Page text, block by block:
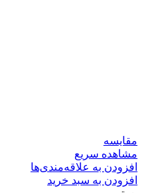
مقایسه
مشاهده سریع
افزودن به علاقه‌مندی‌ها
افزودن به سبد خرید